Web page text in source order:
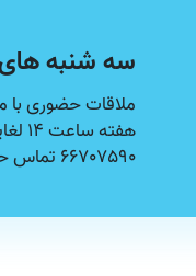
سه شنبه
ملاقات حضوری
66707590 تماس حاصل فرمایید»